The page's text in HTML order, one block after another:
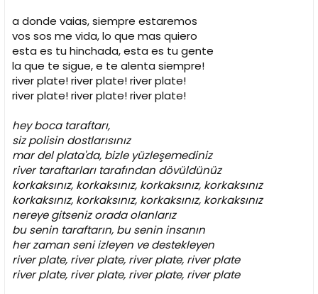
a donde vaias, siempre estaremos
vos sos me vida, lo que mas quiero
esta es tu hinchada, esta es tu gente
la que te sigue, e te alenta siempre!
river plate! river plate! river plate!
river plate! river plate! river plate!
hey boca taraftarı,
siz polisin dostlarısınız
mar del plata'da, bizle yüzleşemediniz
river taraftarları tarafından dövüldünüz
korkaksınız, korkaksınız, korkaksınız, korkaksınız
korkaksınız, korkaksınız, korkaksınız, korkaksınız
nereye gitseniz orada olanlarız
bu senin taraftarın, bu senin insanın
her zaman seni izleyen ve destekleyen
river plate, river plate, river plate, river plate
river plate, river plate, river plate, river plate